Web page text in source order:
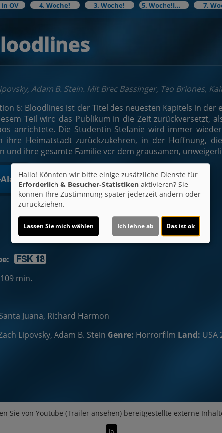
OV 4. Woche! 3. Woche! 5. Woche!Im Bundesstart 7.
Adam B. Stein. Mit Brec Bassinger, Teo Briones,
6: Bloodlines ist der Titel des neuesten Kapitels in
Teil wird das Publikum in die Zeit zurückversetzt,
anrichtete. Die Studentin Stefanie wird immer
ihre Heimatstadt zurückzukehren, in der Hoffnung,
und ihre gesamte Familie vor dem grausamen,
min.
Juana, Richard Harmon
Lipovsky, Adam B. Stein Genre: Horrorfilm Land: USA
Sie von Youtube (Trailer ansehen)bereitgestellte externe
Hallo! Könnten wir bitte einige zusätzliche Dienste für
Erforderlich & Besucher-Statistiken aktivieren? Sie
können Ihre Zustimmung später jederzeit ändern oder
zurückziehen.
Lassen Sie mich wählen Ich lehne ab Das ist ok